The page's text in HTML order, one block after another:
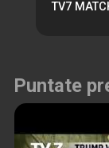
TV7
Puntate